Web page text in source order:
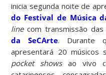
inicia segunda noite de
do Festival de Música
linecom transmissão
da SeCArte. Durante
apresentará 20 músicos
pocket showsao vivo